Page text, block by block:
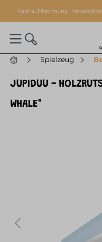
springen
Kauf auf Rechnung ·
Spielzeug
JUPIDUU -
WHALE"